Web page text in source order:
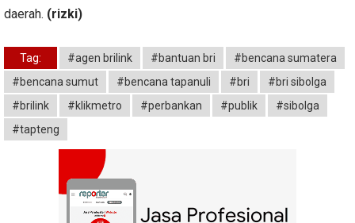
daerah. (rizki)
Tag: #agen brilink #bantuan bri
#bencana sumatera
#bencana sumut
#bencana tapanuli #bri
#bri sibolga
#brilink
#klikmetro #perbankan #publik
#sibolga
#tapteng